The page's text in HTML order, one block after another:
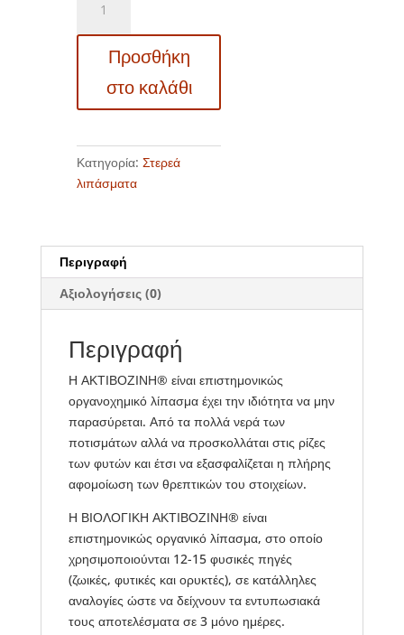
Ακτιβοζίνη
για
ανθοφορία
καρποφορία
Προσθήκη
στο καλάθι
Κατηγορία: Στερεά
λιπάσματα
Περιγραφή
Αξιολογήσεις (0)
Περιγραφή
Η ΑΚΤΙΒΟΖΙΝΗ® είναι επιστημονικώς
οργανοχημικό λίπασμα έχει την ιδιότητα να μην
παρασύρεται. Από τα πολλά νερά των
ποτισμάτων αλλά να προσκολλάται στις ρίζες
των φυτών και έτσι να εξασφαλίζεται η πλήρης
αφομοίωση των θρεπτικών του στοιχείων.
Η ΒΙΟΛΟΓΙΚΗ ΑΚΤΙΒΟΖΙΝΗ® είναι
επιστημονικώς οργανικό λίπασμα, στο οποίο
χρησιμοποιούνται 12-15 φυσικές πηγές
(ζωικές, φυτικές και ορυκτές), σε κατάλληλες
αναλογίες ώστε να δείχνουν τα εντυπωσιακά
τους αποτελέσματα σε 3 μόνο ημέρες.